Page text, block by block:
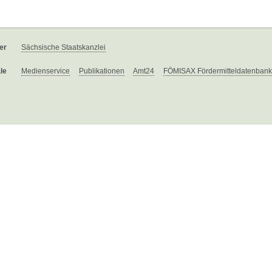
Sächsische Staatskanzlei
Medienservice Publikationen Amt24 FÖMISAX Fördermitteldatenbank